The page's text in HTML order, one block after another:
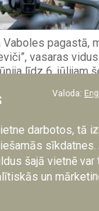
Vaboles pagastā,
vasaras
līdz 6. jūlijam
bezpilota
gan dronu
dronu
bezpilota
Valoda:
darbotos, tā
sīkdatnes.
šajā vietnē var
un